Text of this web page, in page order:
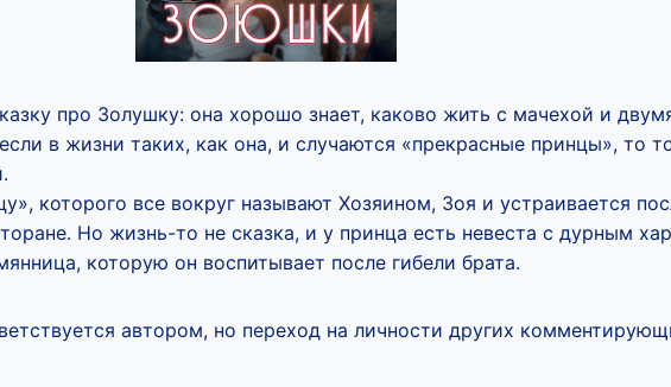
про Золушку: она хорошо знает, каково жить с мачехой и
в жизни таких, как она, и случаются «прекрасные принцы», то
которого все вокруг называют Хозяином, Зоя и устраивается
Но жизнь-то не сказка, и у принца есть невеста с дурным
которую он воспитывает после гибели брата.
автором, но переход на личности других